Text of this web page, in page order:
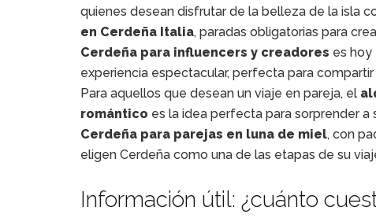
quienes desean disfrutar de la belleza de la isla
en Cerdeña Italia, paradas obligatorias para
Cerdeña para influencers y creadores es hoy
experiencia espectacular, perfecta para
Para aquellos que desean un viaje en pareja, el
romántico es la idea perfecta para sorprender a
Cerdeña para parejas en luna de miel, con
eligen Cerdeña como una de las etapas de su
Información útil: ¿cuánto